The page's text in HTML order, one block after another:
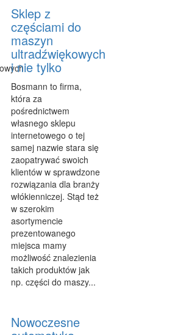
ODCHUDZANIE
KOSMETYKI
LECZENIE
KOSMETYCZNE
SPRZĘT MEDYCZNY
WEB
KONTAKT
Sklep z
częściami do
maszyn
ultradźwiękowych
i nie tylko
Bosmann to firma,
która za
pośrednictwem
własnego sklepu
internetowego o tej
samej nazwie stara się
zaopatrywać swoich
klientów w sprawdzone
rozwiązania dla branży
włókienniczej. Stąd też
w szerokim
asortymencie
prezentowanego
miejsca mamy
możliwość znalezienia
takich produktów jak
np. części do maszy...
Nowoczesne